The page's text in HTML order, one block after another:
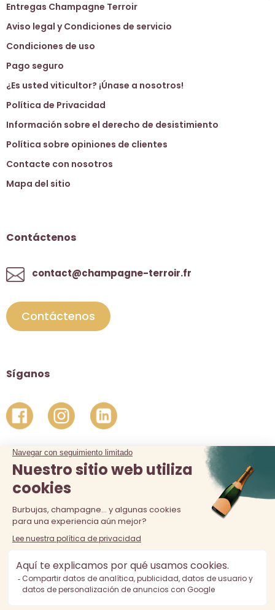
Entregas Champagne Terroir
Aviso legal y Condiciones de servicio
Condiciones de uso
Pago seguro
¿Es usted viticultor? ¡Únase a nosotros!
Política de Privacidad
Información sobre el derecho de desistimiento
Política sobre opiniones de clientes
Contacte con nosotros
Mapa del sitio
Contáctenos
contact@champagne-terroir.fr
Contáctenos
Síganos
La venta de alcohol está prohibida a los menores de 18 años.
El consumo excesivo de alcohol es perjudicial para la salud,